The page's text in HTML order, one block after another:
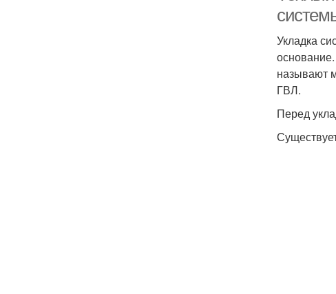
Укладка
называют
ГВЛ.
Перед